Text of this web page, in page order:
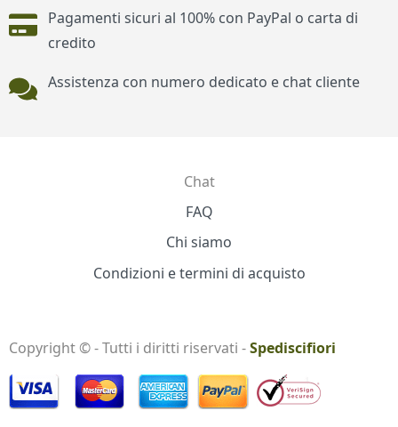
Pagamenti sicuri al 100% con PayPal o carta di
credito
Assistenza con numero dedicato e chat cliente
Chat
FAQ
Chi siamo
Condizioni e termini di acquisto
Copyright © - Tutti i diritti riservati -Spediscifiori